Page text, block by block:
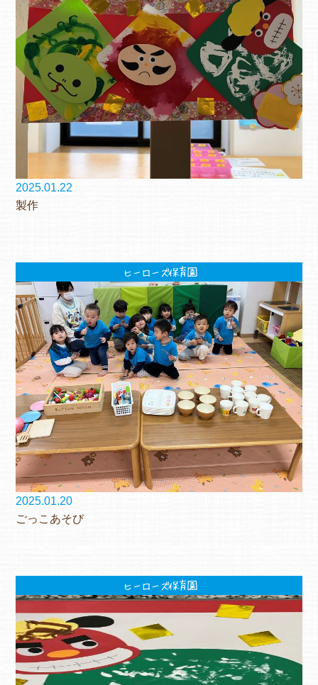
2025.01.22
製作
ヒーローズ保育園
2025.01.20
ごっこあそび
ヒーローズ保育園